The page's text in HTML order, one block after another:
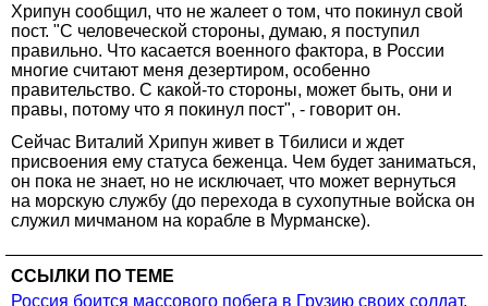
Хрипун сообщил, что не жалеет о том, что покинул свой
пост. "С человеческой стороны, думаю, я поступил
правильно. Что касается военного фактора, в России
многие считают меня дезертиром, особенно
правительство. С какой-то стороны, может быть, они и
правы, потому что я покинул пост", - говорит он.
Сейчас Виталий Хрипун живет в Тбилиси и ждет
присвоения ему статуса беженца. Чем будет заниматься,
он пока не знает, но не исключает, что может вернуться
на морскую службу (до перехода в сухопутные войска он
служил мичманом на корабле в Мурманске).
ССЫЛКИ ПО ТЕМЕ
Россия боится массового побега в Грузию своих солдат,